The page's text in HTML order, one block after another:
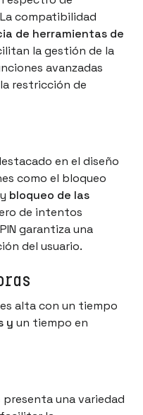
compatibilidad
de herramientas de
la gestión de la
avanzadas
restricción de
en el diseño
como el bloqueo
y bloqueo de las
de intentos
garantiza una
del usuario.
alta con un tiempo
y un tiempo en
presenta una variedad